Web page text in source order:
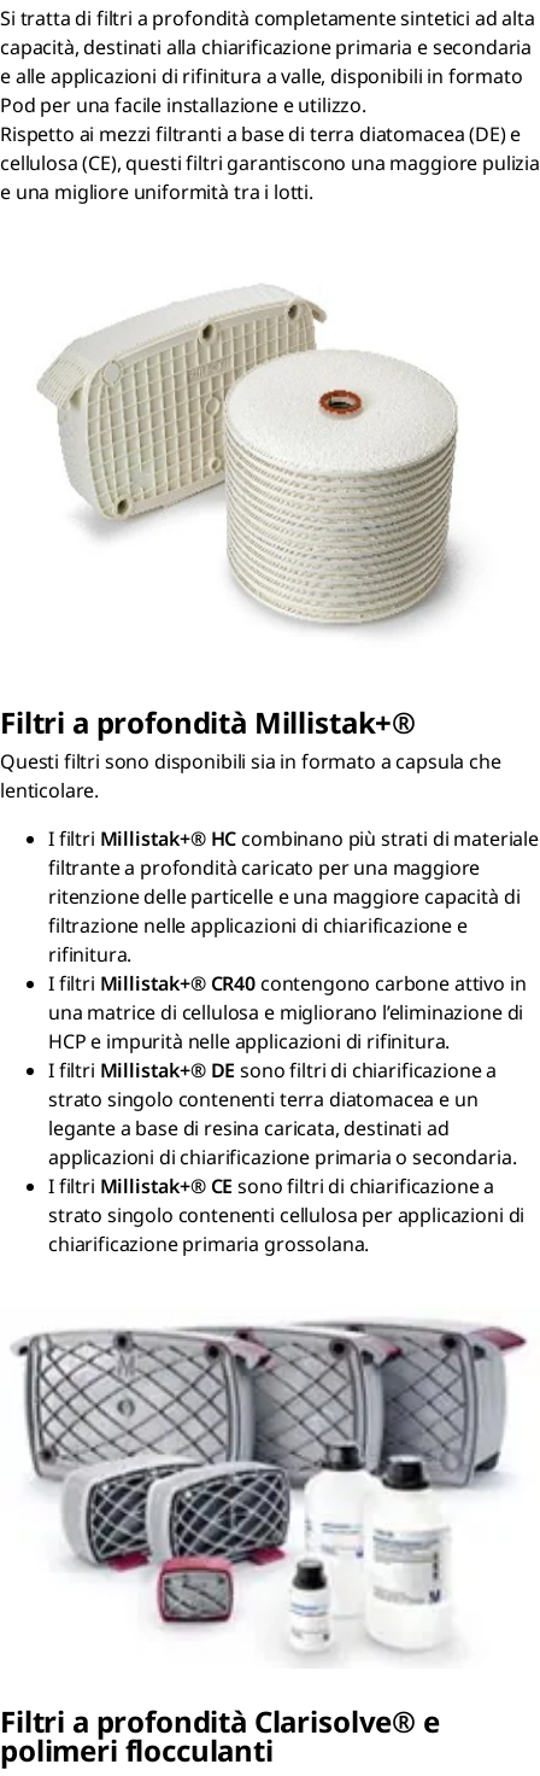
Si tratta di filtri a profondità completamente sintetici ad alta
capacità, destinati alla chiarificazione primaria e secondaria
e alle applicazioni di rifinitura a valle, disponibili in formato
Pod per una facile installazione e utilizzo.
Rispetto ai mezzi filtranti a base di terra diatomacea (DE) e
cellulosa (CE), questi filtri garantiscono una maggiore pulizia
e una migliore uniformità tra i lotti.
Filtri a profondità Millistak+®
Questi filtri sono disponibili sia in formato a capsula che
lenticolare.
I filtri Millistak+® HCcombinano più strati di materiale
filtrante a profondità caricato per una maggiore
ritenzione delle particelle e una maggiore capacità di
filtrazione nelle applicazioni di chiarificazione e
rifinitura.
I filtri Millistak+® CR40contengono carbone attivo in
una matrice di cellulosa e migliorano l’eliminazione di
HCP e impurità nelle applicazioni di rifinitura.
I filtri Millistak+® DE sono filtri di chiarificazione a
strato singolo contenenti terra diatomacea e un
legante a base di resina caricata, destinati ad
applicazioni di chiarificazione primaria o secondaria.
I filtri Millistak+® CE sono filtri di chiarificazione a
strato singolo contenenti cellulosa per applicazioni di
chiarificazione primaria grossolana.
Filtri a profondità Clarisolve® e
polimeri flocculanti